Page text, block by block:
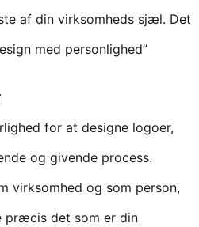
af din virksomheds sjæl. Det
med personlighed”
for at designe logoer,
og givende process.
virksomhed og som person,
præcis det som er din